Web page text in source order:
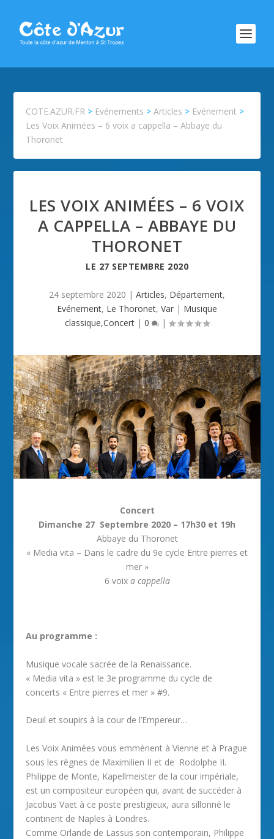
COTE.AZUR.FR > Evénements >Articles > Evénement >
Les Voix Animées – 6 voix a cappella – Abbaye du
Thoronet
LES VOIX ANIMÉES – 6 VOIX
A CAPPELLA – ABBAYE DU
THORONET
LE 27 SEPTEMBRE 2020
24 septembre 2020 | Articles, Département,
Evénement, Le Thoronet, Var | Musique
classique,Concert | 0 |
Concert
Dimanche 27 Septembre 2020 – 17h30 et 19h
Abbaye du Thoronet
« Media vita – Dans le cadre du 9e cycle Entre pierres et
mer »
6 voix a cappella
Au programme :
Musique vocale sacrée de la Renaissance.
« Media vita » est le 3e programme du cycle de
concerts « Entre pierres et mer » #9.
Deuil et soupirs à la cour de l’Empereur…
Les Voix Animées vous emmènent à Vienne et à Prague
sous les règnes de Maximilien II et de Rodolphe II.
Philippe de Monte, Kapellmeister de la cour impériale,
est un compositeur européen qui, avant de succéder à
Jacobus Vaet à ce poste prestigieux, aura sillonné le
continent de Naples à Londres.
Comme Orlande de Lassus son contemporain, Philippe